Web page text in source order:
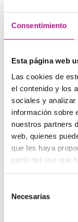
Consentimiento
Esta página web
Las cookies de
el contenido y los
sociales y
información sobre
nuestros partners
web, quienes
que les haya
partir del uso que
Necesarias
no sirve para
empresas
lo que buscas es
inglesa
Una idea que quizá
hacer un
trate de estudiar
muchísimas
una gran
puedes encontrar
Cómo
de vuelta en el